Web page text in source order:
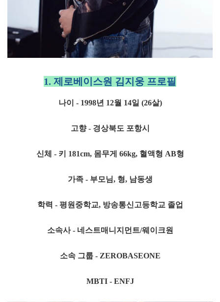
1. 제로베이스원 김지웅 프로필
나이 - 1998년 12월 14일 (26살)
고향 - 경상북도 포항시
신체 - 키 181cm, 몸무게 66kg, 혈액형 AB형
가족 - 부모님, 형, 남동생
학력 - 평원중학교, 방송통신고등학교 졸업
소속사 - 네스트매니지먼트/웨이크원
소속 그룹 - ZEROBASEONE
MBTI - ENFJ